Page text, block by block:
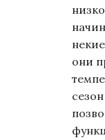
они